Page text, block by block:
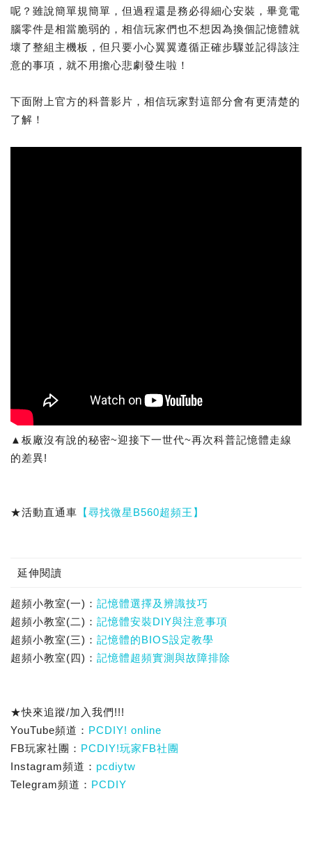
呢？雖說簡單規簡單，但過程還是務必得細心安裝，畢竟電
腦零件是相當脆弱的，相信玩家們也不想因為換個記憶體就
壞了整組主機板，但只要小心翼翼遵循正確步驟並記得該注
意的事項，就不用擔心悲劇發生啦！
下面附上官方的科普影片，相信玩家對這部分會有更清楚的
了解！
▲板廠沒有說的秘密~迎接下一世代~再次科普記憶體走線
的差異!
★活動直通車 【尋找微星B560超頻王】
延伸閱讀
超頻小教室(一)： 記憶體選擇及辨識技巧
超頻小教室(二)： 記憶體安裝DIY與注意事項
超頻小教室(三)： 記憶體的BIOS設定教學
超頻小教室(四)： 記憶體超頻實測與故障排除
★快來追蹤/加入我們!!!
YouTube頻道： PCDIY! online
FB玩家社團： PCDIY!玩家FB社團
Instagram頻道： pcdiytw
Telegram頻道： PCDIY